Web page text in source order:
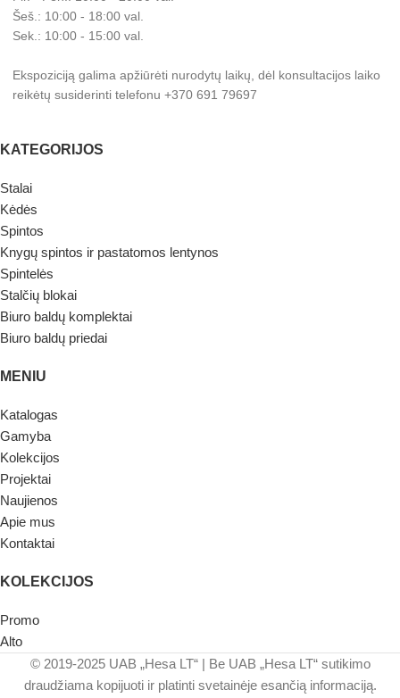
Šeš.: 10:00 - 18:00 val.
Sek.: 10:00 - 15:00 val.
Ekspoziciją galima apžiūrėti nurodytų laikų, dėl konsultacijos laiko
reikėtų susiderinti telefonu +370 691 79697
KATEGORIJOS
Stalai
Kėdės
Spintos
Knygų spintos ir pastatomos lentynos
Spintelės
Stalčių blokai
Biuro baldų komplektai
Biuro baldų priedai
MENIU
Katalogas
Gamyba
Kolekcijos
Projektai
Naujienos
Apie mus
Kontaktai
KOLEKCIJOS
Promo
Alto
© 2019-2025 UAB „Hesa LT“ | Be UAB „Hesa LT“ sutikimo
draudžiama kopijuoti ir platinti svetainėje esančią informaciją.